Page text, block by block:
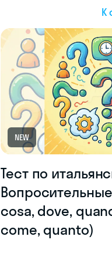
К
NEW
Тест по
cosa, dove,
come, quanto)